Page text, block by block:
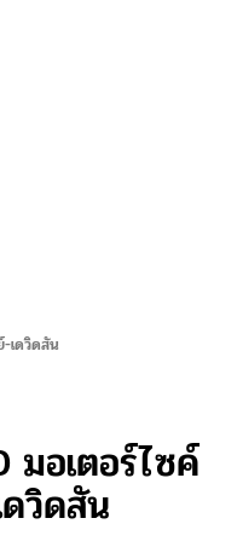
เดวิดสัน
มอเตอร์ไซค์
วิดสัน